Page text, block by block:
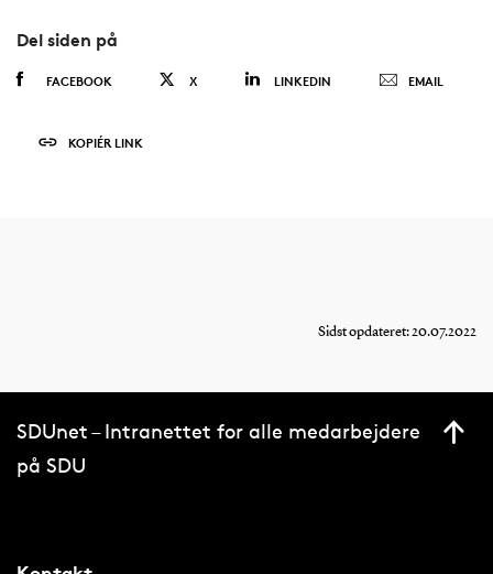
Del siden på
FACEBOOK X LINKEDIN EMAIL
KOPIÉR LINK
Sidst opdateret: 20.07.2022
SDUnet – Intranettet for alle medarbejdere
på SDU